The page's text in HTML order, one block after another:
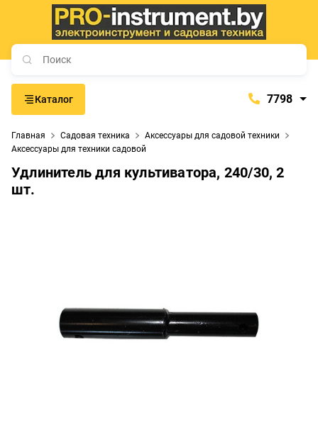
Каталог 7798
+375 (29) 765-57-74
Главная Садовая техника
Аксессуары для садовой техники
Аксессуары для техники садовой
Удлинитель для культиватора, 240/30, 2
шт.